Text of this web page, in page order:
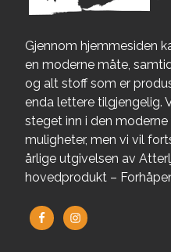
Gjennom hjemmesiden
en moderne måte,
og alt stoff som er
enda lettere tilgjengelig.
steget inn i den
muligheter, men vi vil
årlige utgivelsen av
hovedprodukt –